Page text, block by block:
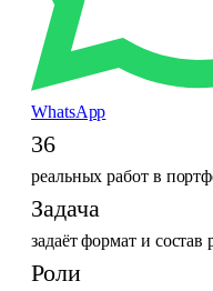
WhatsApp
36
реальных работ в
Задача
задаёт формат и состав
Роли